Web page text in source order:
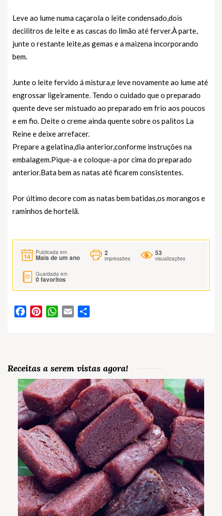
Leve ao lume numa caçarola o leite condensado,dois
decilitros de leite e as cascas do limão até ferver.À parte,
junte o restante leite,as gemas e a maizena incorporando
bem.
Junte o leite fervido á mistura,e leve novamente ao lume até
engrossar ligeiramente. Tendo o cuidado que o preparado
quente deve ser mistuado ao preparado em frio aos poucos
e em fio. Deite o creme ainda quente sobre os palitos La
Reine e deixe arrefacer.
Prepare a gelatina,dia anterior,conforme instruções na
embalagem.Pique-a e coloque-a por cima do preparado
anterior.Bata bem as natas até ficarem consistentes.
Por último decore com as natas bem batidas,os morangos e
raminhos de hortelã.
Publicada em
Mais de um ano
2
impressões
53
visualizações
Guardada em
0favoritos
FacebookPinterestWhatsApp
Email
Receitas a serem vistas agora!